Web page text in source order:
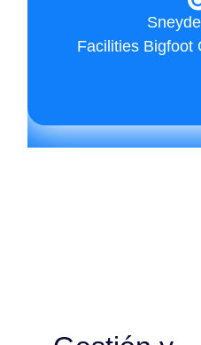
Facilities Bigfoot